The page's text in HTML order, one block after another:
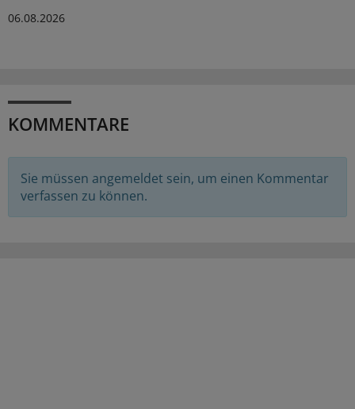
06.08.2026
KOMMENTARE
Sie müssen angemeldet sein, um einen Kommentar
verfassen zu können.